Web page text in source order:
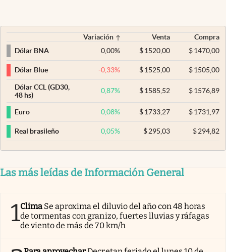
Variación Venta
Compra
Dólar BNA
0,00% $ 1520,00 $1470,00
Dólar Blue -0,33% $ 1525,00 $1505,00
Dólar CCL (GD30,
48 hs)
0,87% $ 1585,52 $1576,89
Euro 0,08% $ 1733,27 $1731,97
Real brasileño 0,05% $ 295,03 $294,82
Las más leídas de Información General
1Clima Se aproxima el diluvio del año con 48 horas
de tormentas con granizo, fuertes lluvias y ráfagas
de viento de más de 70 km/h